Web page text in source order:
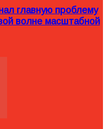
главную проблему
волне масштабной